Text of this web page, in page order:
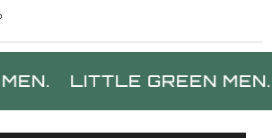
LITTLE GREEN MEN.